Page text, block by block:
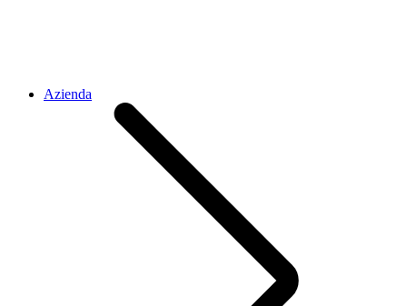
Azienda